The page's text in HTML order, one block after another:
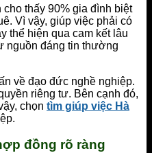
thấy 90% gia đình biệt
Vì vậy, giúp việc phải có
thể hiện qua cam kết lâu
nguồn đáng tin thường
về đạo đức nghề nghiệp.
riêng tư. Bên cạnh đó,
chọn tìm giúp việc Hà
đồng rõ ràng